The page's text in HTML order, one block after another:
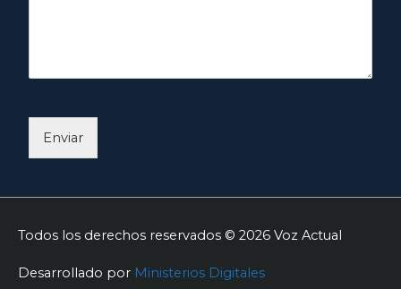
Enviar
Todos los derechos reservados © 2026 Voz Actual
Desarrollado por Ministerios Digitales